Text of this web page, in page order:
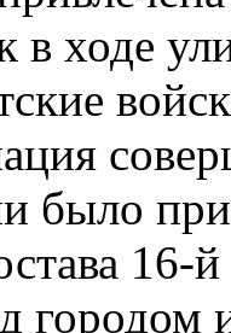
в ходе
было
городом